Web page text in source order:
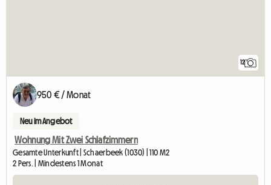
12
950 € / Monat
Neu im Angebot
Wohnung Mit Zwei Schlafzimmern
Gesamte Unterkunft | Schaerbeek (1030) | 110 M2
2 Pers. | Mindestens 1 Monat